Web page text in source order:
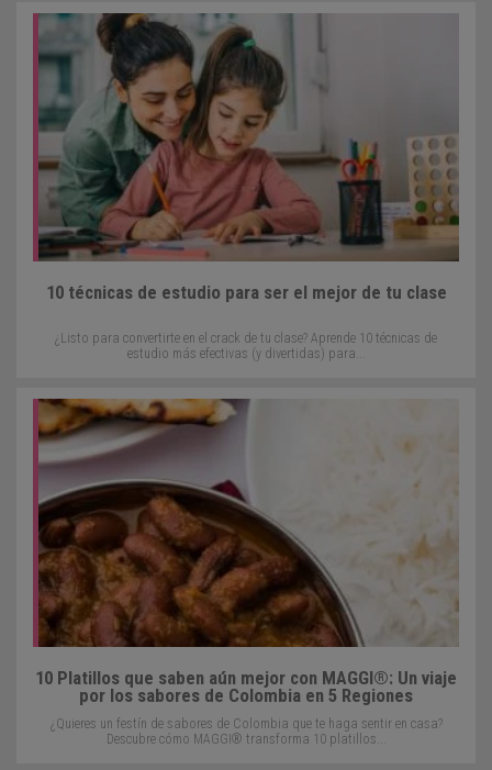
10 técnicas de estudio para ser el mejor de tu clase
¿Listo para convertirte en el crack de tu clase? Aprende 10 técnicas de
estudio más efectivas (y divertidas) para...
10 Platillos que saben aún mejor con MAGGI®: Un viaje
por los sabores de Colombia en 5 Regiones
¿Quieres un festín de sabores de Colombia que te haga sentir en casa?
Descubre cómo MAGGI® transforma 10 platillos...